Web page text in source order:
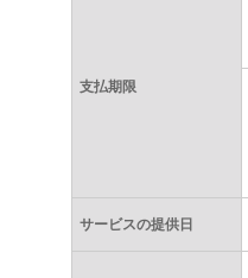
支払期限
サービスの提供日